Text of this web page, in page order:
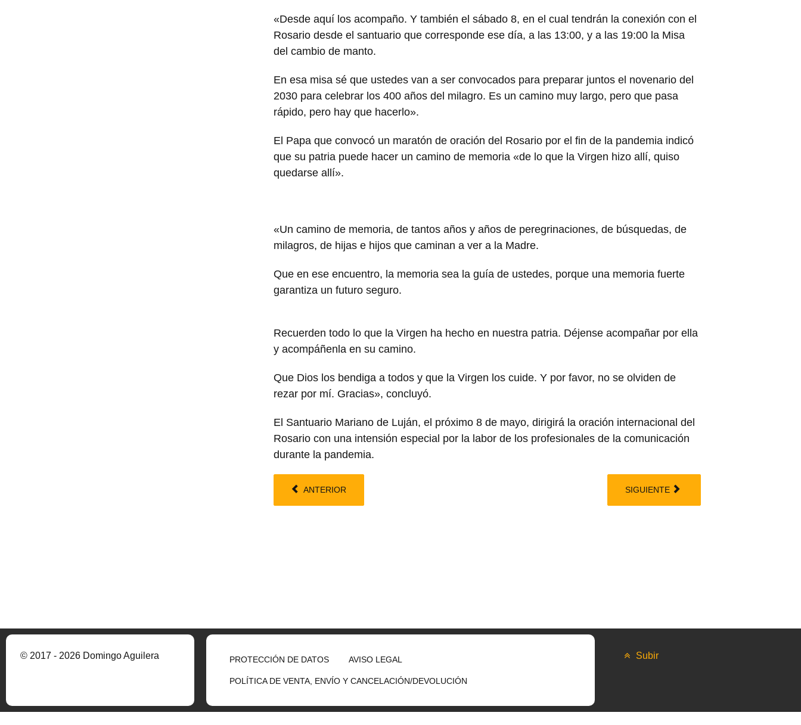
«Desde aquí los acompaño. Y también el sábado 8, en el cual tendrán la conexión con el
Rosario desde el santuario que corresponde ese día, a las 13:00, y a las 19:00 la Misa
del cambio de manto.
En esa misa sé que ustedes van a ser convocados para preparar juntos el novenario del
2030 para celebrar los 400 años del milagro. Es un camino muy largo, pero que pasa
rápido, pero hay que hacerlo».
El Papa que convocó un maratón de oración del Rosario por el fin de la pandemia indicó
que su patria puede hacer un camino de memoria «de lo que la Virgen hizo allí, quiso
quedarse allí».
«Un camino de memoria, de tantos años y años de peregrinaciones, de búsquedas, de
milagros, de hijas e hijos que caminan a ver a la Madre.
Que en ese encuentro, la memoria sea la guía de ustedes, porque una memoria fuerte
garantiza un futuro seguro.
Recuerden todo lo que la Virgen ha hecho en nuestra patria. Déjense acompañar por ella
y acompáñenla en su camino.
Que Dios los bendiga a todos y que la Virgen los cuide. Y por favor, no se olviden de
rezar por mí. Gracias», concluyó.
El Santuario Mariano de Luján, el próximo 8 de mayo, dirigirá la oración internacional del
Rosario con una intensión especial por la labor de los profesionales de la comunicación
durante la pandemia.
ANTERIOR SIGUIENTE
© 2017 - 2026 Domingo Aguilera PROTECCIÓN DE DATOS AVISO LEGAL
POLÍTICA DE VENTA, ENVÍO Y CANCELACIÓN/DEVOLUCIÓN
Subir